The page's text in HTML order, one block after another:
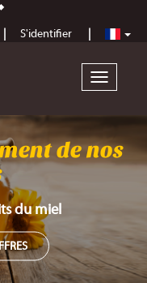
S'identifier
Toggle
de nos
du miel